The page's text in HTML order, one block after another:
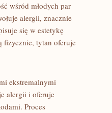
wśród młodych par
alergii, znacznie
się w estetykę
fizycznie, tytan oferuje
ekstremalnymi
alergii i oferuje
Proces